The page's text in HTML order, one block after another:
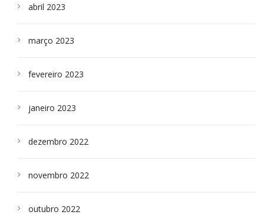
abril 2023
março 2023
fevereiro 2023
janeiro 2023
dezembro 2022
novembro 2022
outubro 2022